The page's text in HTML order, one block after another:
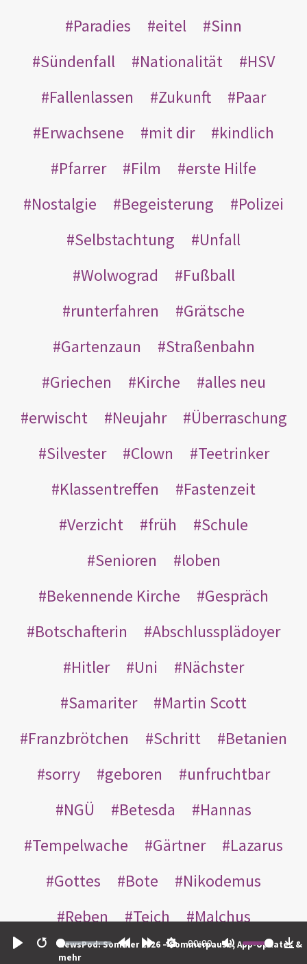
Restart
00:00
NewsPod: Sommer 2026 – Sommerpause, App-Updates &
mehr
Paradies
eitel
Sinn
Sündenfall
Nationalität
HSV
Fallenlassen
Zukunft
Paar
Erwachsene
mit dir
kindlich
Pfarrer
Film
erste Hilfe
Nostalgie
Begeisterung
Polizei
Selbstachtung
Unfall
Wolwograd
Fußball
runterfahren
Grätsche
Gartenzaun
Straßenbahn
Griechen
Kirche
alles neu
erwischt
Neujahr
Überraschung
Silvester
Clown
Teetrinker
Klassentreffen
Fastenzeit
Verzicht
früh
Schule
Senioren
loben
Bekennende Kirche
Gespräch
Botschafterin
Abschlussplädoyer
Hitler
Uni
Nächster
Samariter
Martin Scott
Franzbrötchen
Schritt
Betanien
sorry
geboren
unfruchtbar
NGÜ
Betesda
Hannas
Tempelwache
Gärtner
Lazarus
Gottes
Bote
Nikodemus
Reben
Teich
Malchus
Inneren
leer Thomas wer